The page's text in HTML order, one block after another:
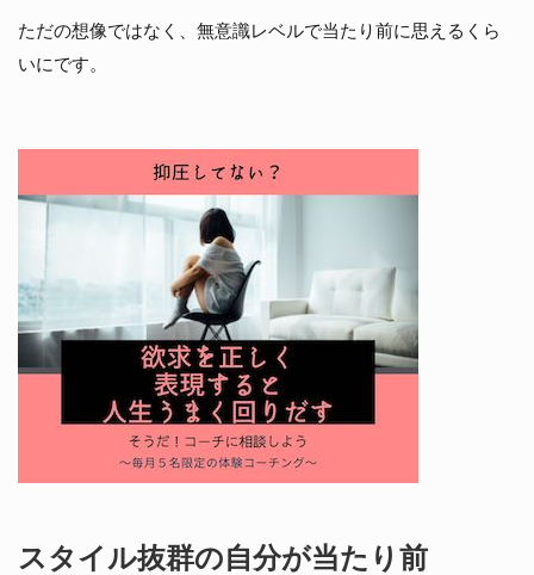
ただの想像ではなく、無意識レベルで当たり前に思えるくら
いにです。
スタイル抜群の自分が当たり前